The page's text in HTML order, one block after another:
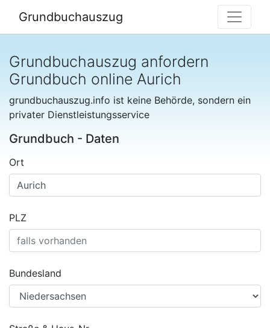
Grundbuchauszug
Grundbuchauszug anfordern
Grundbuch online Aurich
grundbuchauszug.info ist keine Behörde, sondern ein
privater Dienstleistungsservice
Grundbuch - Daten
Ort
PLZ
Bundesland